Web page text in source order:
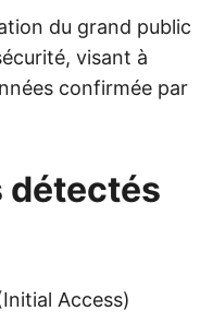
du grand public
visant à
confirmée par
détectés
Access)